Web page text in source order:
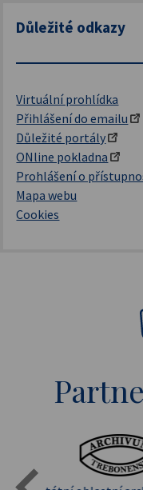
Důležité odkazy
Virtuální prohlídka
Přihlášení do emailu
Důležité portály
ONline pokladna
Prohlášení o
Mapa webu
Cookies